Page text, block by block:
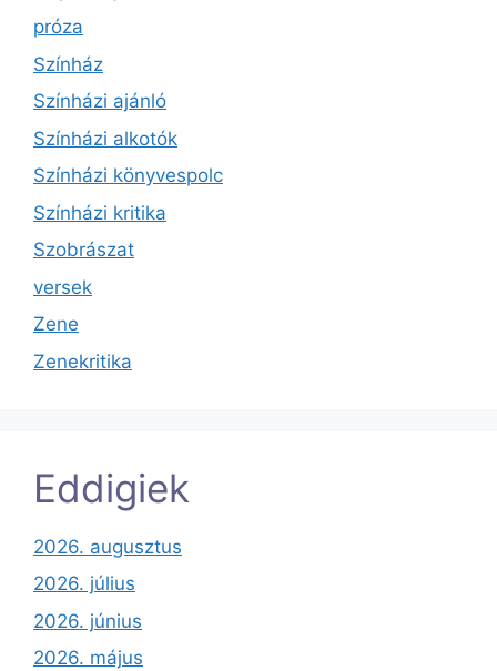
próza
Színház
Színházi ajánló
Színházi alkotók
Színházi könyvespolc
Színházi kritika
Szobrászat
versek
Zene
Zenekritika
Eddigiek
2026. augusztus
2026. július
2026. június
2026. május